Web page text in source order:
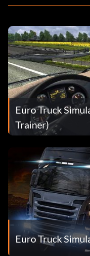
Euro Truck
Trainer)
Euro Truck